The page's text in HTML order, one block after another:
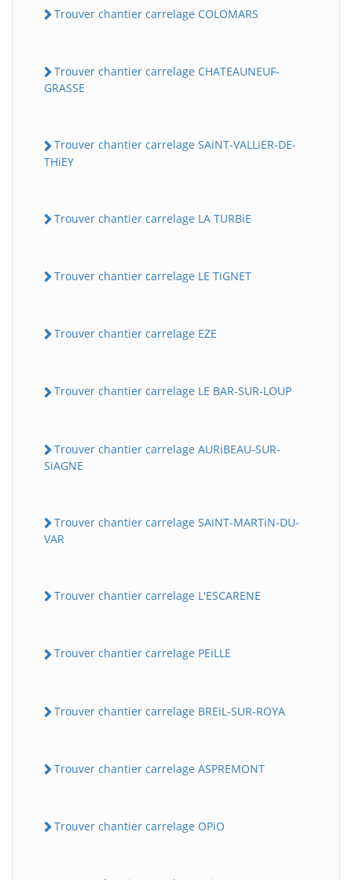
Trouver chantier carrelage COLOMARS
Trouver chantier carrelage CHATEAUNEUF-
GRASSE
Trouver chantier carrelage SAiNT-VALLiER-DE-
THiEY
Trouver chantier carrelage LA TURBiE
Trouver chantier carrelage LE TiGNET
Trouver chantier carrelage EZE
Trouver chantier carrelage LE BAR-SUR-LOUP
Trouver chantier carrelage AURiBEAU-SUR-
SiAGNE
Trouver chantier carrelage SAiNT-MARTiN-DU-
VAR
Trouver chantier carrelage L'ESCARENE
Trouver chantier carrelage PEiLLE
Trouver chantier carrelage BREiL-SUR-ROYA
Trouver chantier carrelage ASPREMONT
Trouver chantier carrelage OPiO